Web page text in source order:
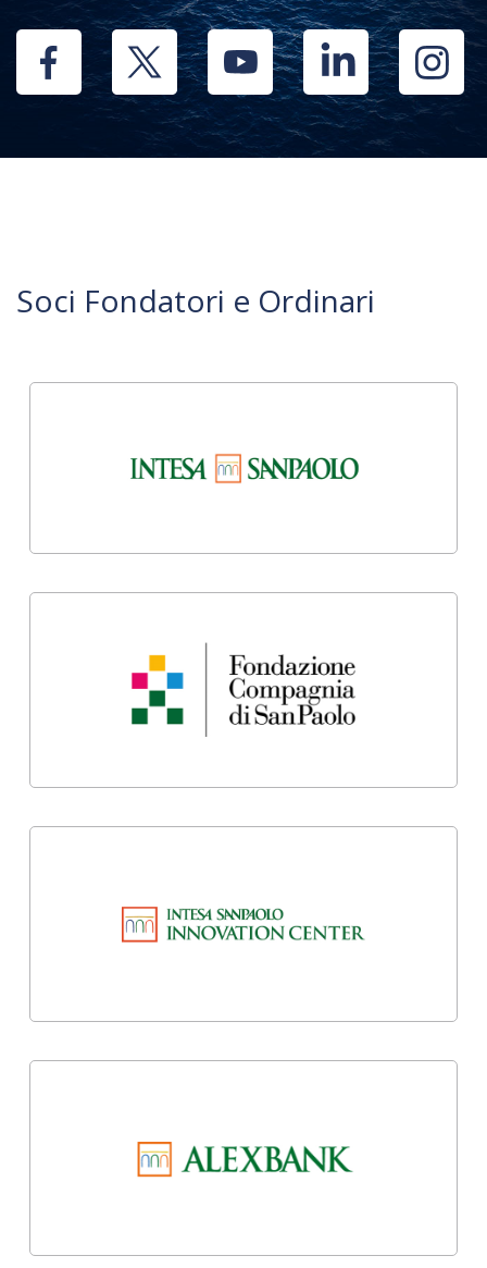
Soci Fondatori e Ordinari